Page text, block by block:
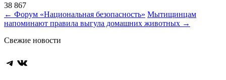
38 867
Навигация
по
записям
← Форум «Национальная безопасность» Мытищинцам
напоминают правила выгула домашних животных →
Свежие новости
Telegram
ВКонтакте